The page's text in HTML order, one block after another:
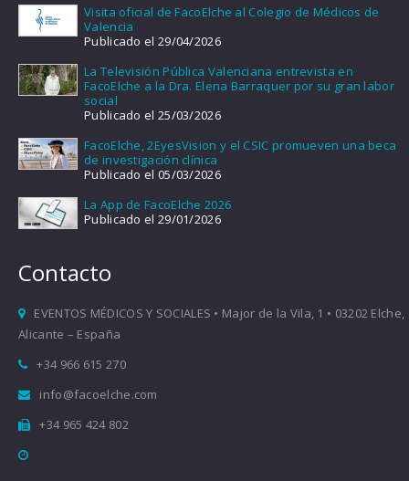
Visita oficial de FacoElche al Colegio de Médicos de
Valencia
Publicado el 29/04/2026
La Televisión Pública Valenciana entrevista en
FacoElche a la Dra. Elena Barraquer por su gran labor
social
Publicado el 25/03/2026
FacoElche, 2EyesVision y el CSIC promueven una beca
de investigación clínica
Publicado el 05/03/2026
La App de FacoElche 2026
Publicado el 29/01/2026
Contacto
EVENTOS MÉDICOS Y SOCIALES • Major de la Vila, 1 • 03202 Elche,
Alicante – España
+34 966 615 270
info@facoelche.com
+34 965 424 802